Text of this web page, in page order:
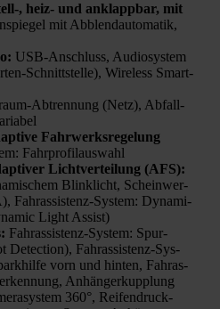
heiz- und anklapp­bar, mit
mit Abblend­au­to­ma­tik,
USB-Anschluss, Audio­sys­tem
Schnitt­stel­le), Wire­less Smart­
Abtren­nung (Netz), Abfall­
Fahr­werks­re­ge­lung
Fahr­pro­fil­aus­wahl
Licht­ver­tei­lung (AFS):
Blink­licht, Schein­wer­
Fahr­as­sis­tenz-Sys­tem: Dyna­mi­
Light Assist)
Fahr­as­sis­tenz-Sys­tem: Spur­
Detec­tion), Fahr­as­sis­tenz-Sys­
vorn und hin­ten, Fahr­as­
Anhän­ger­kupp­lung
360°, Rei­fen­druck-